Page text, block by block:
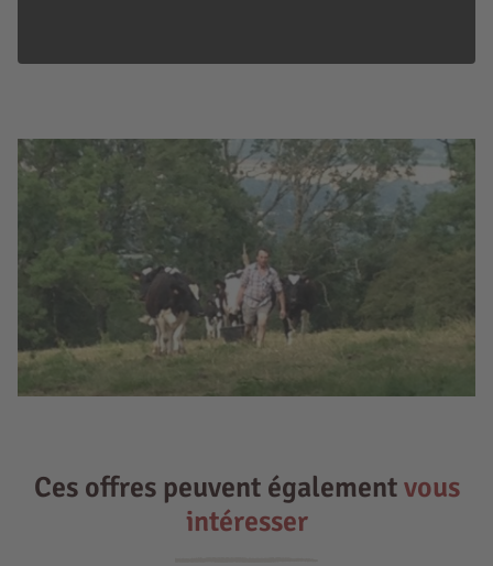
Ces offres peuvent égalementvous
intéresser